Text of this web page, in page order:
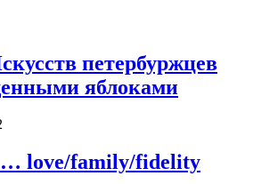
петербуржцев
яблоками
… love/family/fidelity